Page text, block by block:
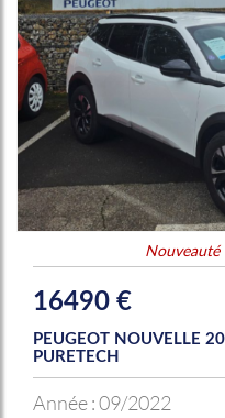
Nouveauté
16490 €
PEUGEOT NOUVELLE
PURETECH
Année :09/2022